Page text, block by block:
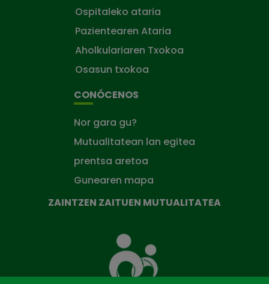
Ospitaleko ataria
Pazientearen Ataria
Aholkulariaren Txokoa
Osasun txokoa
CONÓCENOS
Nor gara gu?
Mutualitatean lan egitea
prentsa aretoa
Gunearen mapa
ZAINTZEN ZAITUEN MUTUALITATEA
zaituen
Mutua